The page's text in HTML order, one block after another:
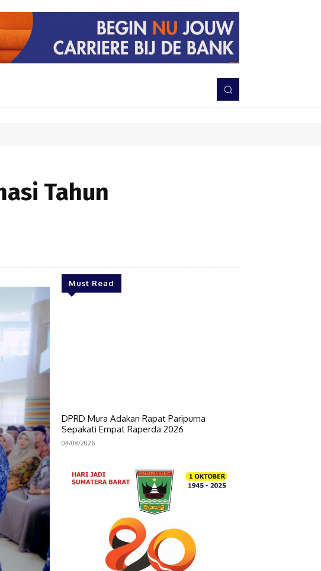
TNI-POLRI
Tahun
Must Read
DPRD Mura Adakan Rapat Paripurna
Sepakati Empat Raperda 2026
04/08/2026